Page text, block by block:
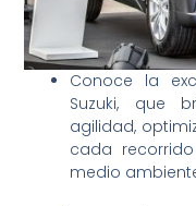
Conoce la
Suzuki, que
agilidad,
cada
medio